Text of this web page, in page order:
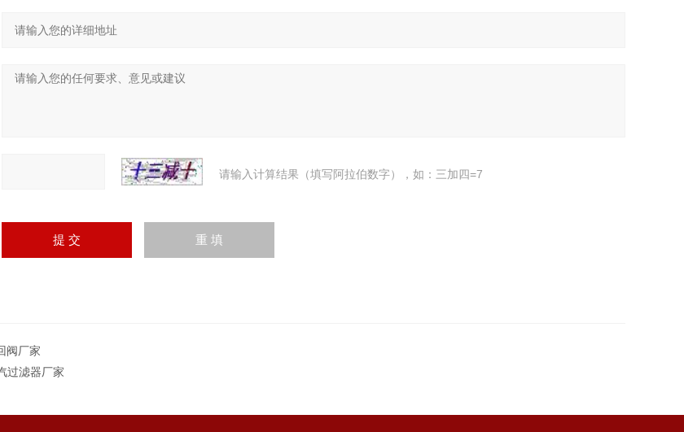
请输入计算结果（填写阿拉伯数字），如：三加四=7
阀厂家
过滤器厂家